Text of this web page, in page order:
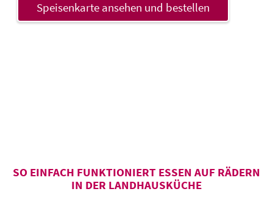
Speisenkarte ansehen und bestellen
SO EINFACH FUNKTIONIERT ESSEN AUF RÄDERN
IN DER LANDHAUSKÜCHE